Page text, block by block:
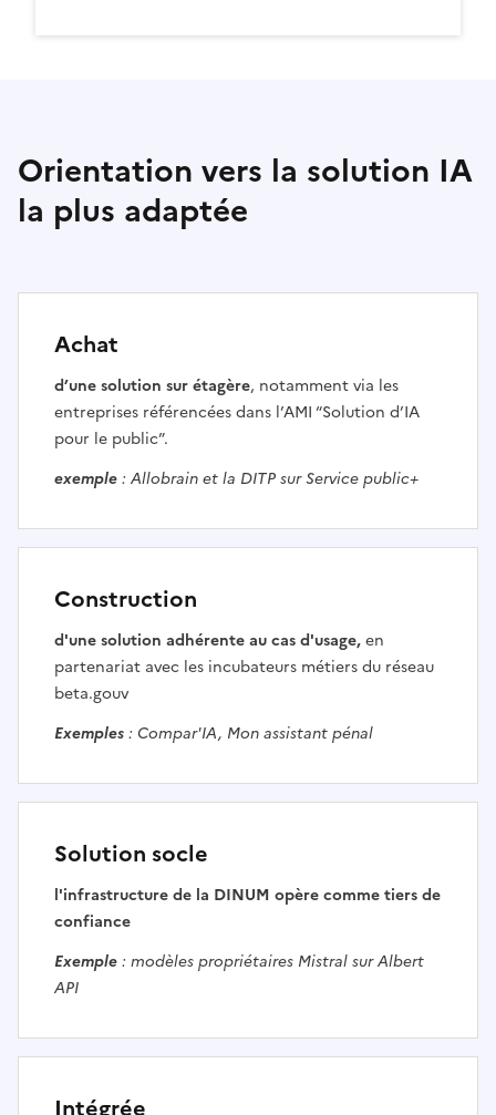
Orientation vers la solution IA
la plus adaptée
Achat
d’une solution sur étagère, notamment via les
entreprises référencées dans l’AMI “Solution d’IA
pour le public”.
exemple: Allobrain et la DITP sur Service public+
Construction
d'une solution adhérente au cas d'usage,en
partenariat avec les incubateurs métiers du réseau
beta.gouv
Exemples: Compar'IA, Mon assistant pénal
Solution socle
l'infrastructure de la DINUM opère comme tiers de
confiance
Exemple: modèles propriétaires Mistral sur Albert
API